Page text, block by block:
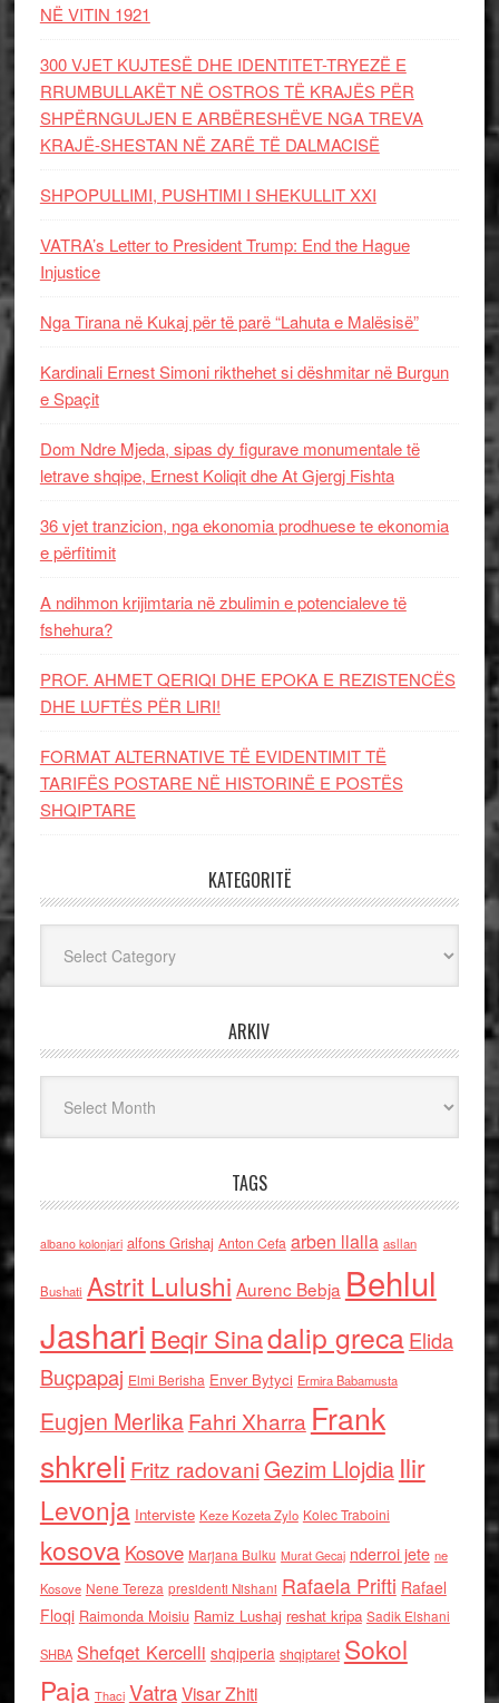
NË VITIN 1921
300 VJET KUJTESË DHE IDENTITET-TRYEZË E
RRUMBULLAKËT NË OSTROS TË KRAJËS PËR
SHPËRNGULJEN E ARBËRESHËVE NGA TREVA
KRAJË-SHESTAN NË ZARË TË DALMACISË
SHPOPULLIMI, PUSHTIMI I SHEKULLIT XXI
VATRA’s Letter to President Trump: End the Hague
Injustice
Nga Tirana në Kukaj për të parë “Lahuta e Malësisë”
Kardinali Ernest Simoni rikthehet si dëshmitar në Burgun
e Spaçit
Dom Ndre Mjeda, sipas dy figurave monumentale të
letrave shqipe, Ernest Koliqit dhe At Gjergj Fishta
36 vjet tranzicion, nga ekonomia prodhuese te ekonomia
e përfitimit
A ndihmon krijimtaria në zbulimin e potencialeve të
fshehura?
PROF. AHMET QERIQI DHE EPOKA E REZISTENCЁS
DHE LUFTЁS PЁR LIRI!
FORMAT ALTERNATIVE TË EVIDENTIMIT TË
TARIFËS POSTARE NË HISTORINË E POSTËS
SHQIPTARE
KATEGORITË
ARKIV
TAGS
albano kolonjari alfons Grishaj Anton Cefa arben llalla asllan
Bushati Astrit Lulushi Aurenc Bebja Behlul
Jashari Beqir Sinadalip grecaElida
Buçpapaj Elmi Berisha Enver Bytyci Ermira Babamusta
Eugjen MerlikaFahri Xharra Frank
shkreli Fritz radovaniGezim Llojdia Ilir
Levonja Interviste Keze Kozeta Zylo Kolec Traboini
kosova Kosove Marjana Bulku Murat Gecaj nderroi jete ne
Kosove Nene Tereza presidenti Nishani Rafaela Prifti Rafael
Floqi Raimonda Moisiu Ramiz Lushaj reshat kripa Sadik Elshani
SHBA Shefqet Kercelli shqiperia shqiptaret Sokol
Paja Thaci VatraVisar Zhiti